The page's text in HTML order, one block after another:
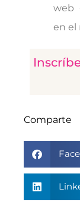
web
en el
Comparte